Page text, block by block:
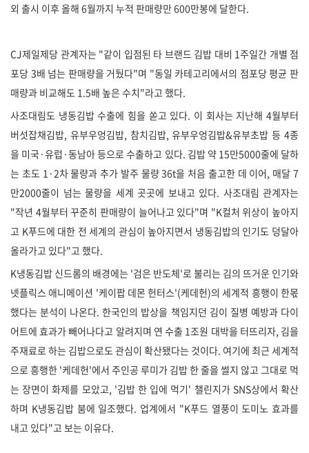
외 출시 이후 올해 6월까지 누적 판매량만 600만봉에 달한다.
CJ제일제당 관계자는 "같이 입점된 타 브랜드 김밥 대비 1주일간 개별 점
포당 3배 넘는 판매량을 거뒀다"며 "동일 카테고리에서의 점포당 평균 판
매량과 비교해도 1.5배 높은 수치"라고 했다.
사조대림도 냉동김밥 수출에 힘을 쏟고 있다. 이 회사는 지난해 4월부터
버섯잡채김밥, 유부우엉김밥, 참치김밥, 유부우엉김밥&유부초밥 등 4종
을 미국·유럽·동남아 등으로 수출하고 있다. 김밥 약 15만5000줄에 달하
는 초도 1·2차 물량과 추가 발주 물량 36t을 처음 출고한 데 이어, 매달 7
만2000줄이 넘는 물량을 세계 곳곳에 보내고 있다. 사조대림 관계자는
"작년 4월부터 꾸준히 판매량이 늘어나고 있다"며 "K컬처 위상이 높아지
고 K푸드에 대한 전 세계의 관심이 높아지면서 냉동김밥의 인기도 덩달아
올라가고 있다"고 했다.
K냉동김밥 신드롬의 배경에는 '검은 반도체'로 불리는 김의 뜨거운 인기와
넷플릭스 애니메이션 '케이팝 데몬 헌터스'(케데헌)의 세계적 흥행이 한몫
했다는 분석이 나온다. 한국인의 밥상을 책임지던 김이 질병 예방과 다이
어트에 효과가 빼어나다고 알려지며 연 수출 1조원 대박을 터뜨리자, 김을
주재료로 하는 김밥으로도 관심이 확산됐다는 것이다. 여기에 최근 세계적
으로 흥행한 '케데헌'에서 주인공 루미가 김밥 한 줄을 썰지 않고 그대로 먹
는 장면이 화제를 모았고, '김밥 한 입에 먹기' 챌린지가 SNS상에서 확산
하며 K냉동김밥 붐에 일조했다. 업계에서 "K푸드 열풍이 도미노 효과를
내고 있다"고 보는 이유다.